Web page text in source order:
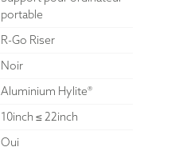
portable
R-Go Riser
Noir
Aluminium Hylite®
10inch ≤ 22inch
Oui